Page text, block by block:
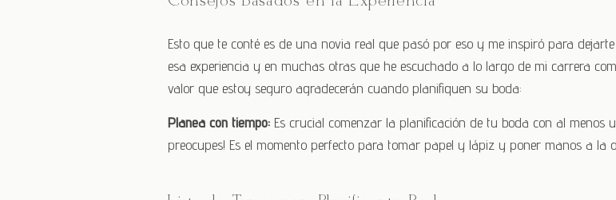
Esto que te conté es de una novia real que pasó por eso y me inspiró para
esa experiencia y en muchas otras que he escuchado a lo largo de mi carrera
valor que estoy seguro agradecerán cuando planifiquen su boda:
Planea con tiempo:Es crucial comenzar la planificación de tu boda con al menos
preocupes! Es el momento perfecto para tomar papel y lápiz y poner manos a la